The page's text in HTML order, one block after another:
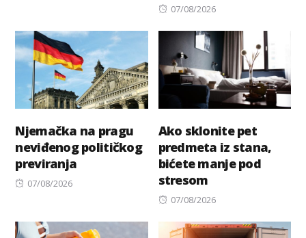
Posted
07/08/2026
Njemačka na pragu
neviđenog političkog
previranja
Posted
07/08/2026
Ako sklonite pet
predmeta iz stana,
bićete manje pod
stresom
Posted
07/08/2026